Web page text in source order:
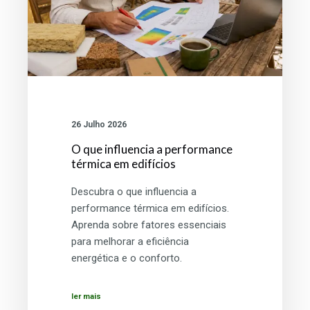
edifícios
26 Julho 2026
O que influencia a performance
térmica em edifícios
Descubra o que influencia a
performance térmica em edifícios.
Aprenda sobre fatores essenciais
para melhorar a eficiência
energética e o conforto.
ler mais